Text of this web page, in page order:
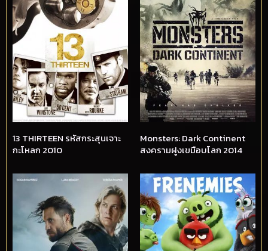
13 THIRTEEN รหัสกระสุนเจาะ
กะโหลก 2010
Monsters: Dark Continent
สงครามฝูงเขมือบโลก 2014